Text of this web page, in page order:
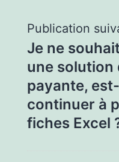
Publication
Je ne
une solution
payante,
continuer à
fiches Excel